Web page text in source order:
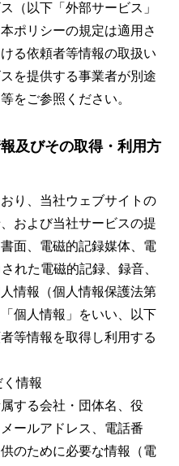
（以下「外部サービス」
ポリシーの規定は適用さ
る依頼者等情報の取扱い
を提供する事業者が別途
をご参照ください。
及びその取得・利用方
り、当社ウェブサイトの
および当社サービスの提
面、電磁的記録媒体、電
れた電磁的記録、録音、
情報（個人情報保護法第
個人情報」をいい、以下
等情報を取得し利用する
情報
する会社・団体名、役
ールアドレス、電話番
のために必要な情報（電